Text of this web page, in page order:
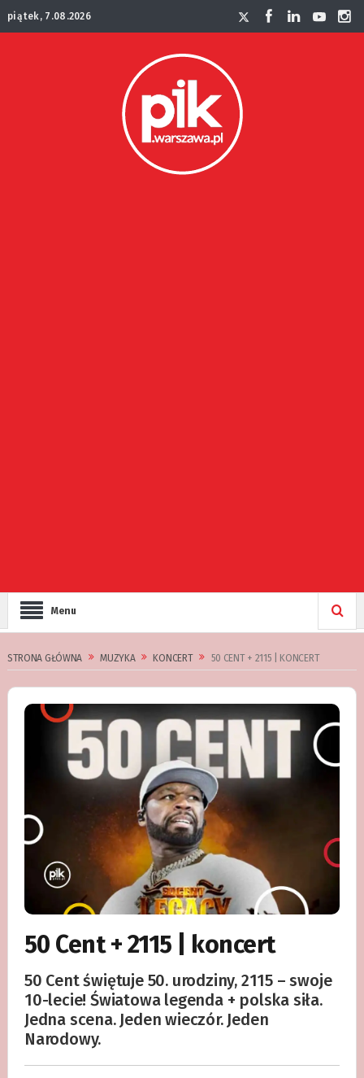
piątek, 7.08.2026
Menu
STRONA GŁÓWNA MUZYKA KONCERT 50 CENT + 2115 | KONCERT
50 Cent + 2115 | koncert
50 Cent świętuje 50. urodziny, 2115 – swoje
10-lecie! Światowa legenda + polska siła.
Jedna scena. Jeden wieczór. Jeden
Narodowy.